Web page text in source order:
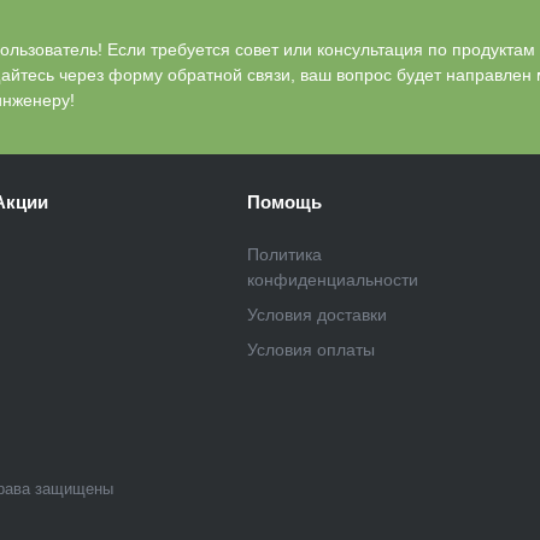
Если требуется совет или консультация по
через форму обратной связи, ваш вопрос будет
Помощь
Политика
конфиденциальности
Условия доставки
Условия оплаты
защищены